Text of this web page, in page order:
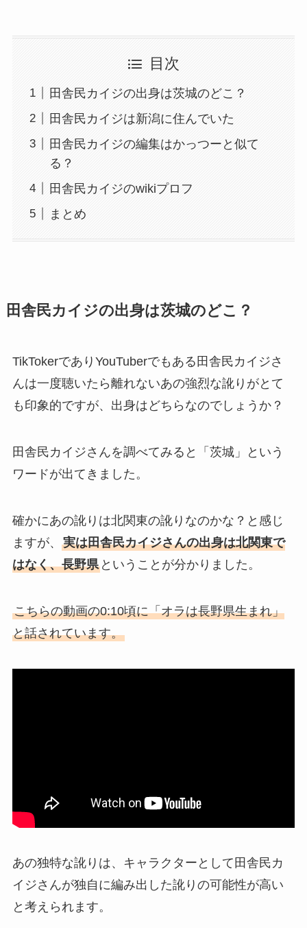
目次
田舎民カイジの出身は茨城のどこ？
田舎民カイジは新潟に住んでいた
田舎民カイジの編集はかっつーと似て
る？
田舎民カイジのwikiプロフ
まとめ
田舎民カイジの出身は茨城のどこ？
TikTokerでありYouTuberでもある田舎民カイジさ
んは一度聴いたら離れないあの強烈な訛りがとて
も印象的ですが、出身はどちらなのでしょうか？
田舎民カイジさんを調べてみると「茨城」という
ワードが出てきました。
確かにあの訛りは北関東の訛りなのかな？と感じ
ますが、 実は田舎民カイジさんの出身は北関東で
はなく、長野県ということが分かりました。
こちらの動画の0:10頃に「オラは長野県生まれ」
と話されています。
あの独特な訛りは、キャラクターとして田舎民カ
イジさんが独自に編み出した訛りの可能性が高い
と考えられます。